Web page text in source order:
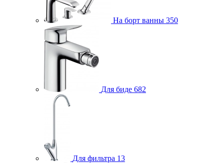
На борт ванны 350
Для биде 682
Для фильтра 13